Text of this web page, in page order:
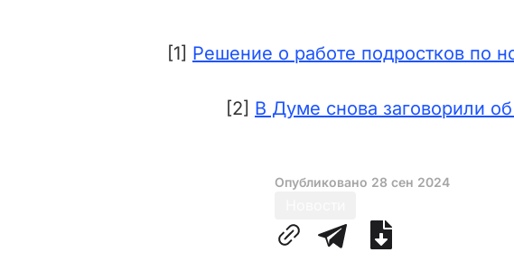
[1] Решение о работе подростков по
[2] В Думе снова заговорили
Опубликовано 28 сен 2024